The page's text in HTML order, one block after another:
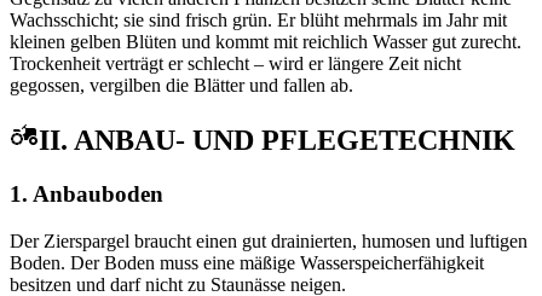
Wachsschicht; sie sind frisch grün. Er blüht mehrmals im Jahr mit
kleinen gelben Blüten und kommt mit reichlich Wasser gut zurecht.
Trockenheit verträgt er schlecht – wird er längere Zeit nicht
gegossen, vergilben die Blätter und fallen ab.
II. ANBAU- UND PFLEGETECHNIK
1. Anbauboden
Der Zierspargel braucht einen gut drainierten, humosen und luftigen
Boden. Der Boden muss eine mäßige Wasserspeicherfähigkeit
besitzen und darf nicht zu Staunässe neigen.